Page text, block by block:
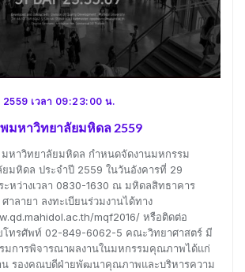
เวลา 09:23:00 น.
หาวิทยาลัยมหิดล 2559
าวิทยาลัยมหิดล กำหนดจัดงานมหกรรม
มหิดล ประจำปี 2559 ในวันอังคารที่ 29
หว่างเวลา 0830-1630 ณ มหิดลสิทธาคาร
ลายา ลงทะเบียนร่วมงานได้ทาง
mqf2016/ หรือติดต่อ
โทรศัพท์ 02-849-6062-5 คณะวิทยาศาสตร์ มี
มการพิจารณาผลงานในมหกรรมคุณภาพได้แก่
รองคณบดีฝ่ายพัฒนาคุณภาพและบริหารความ